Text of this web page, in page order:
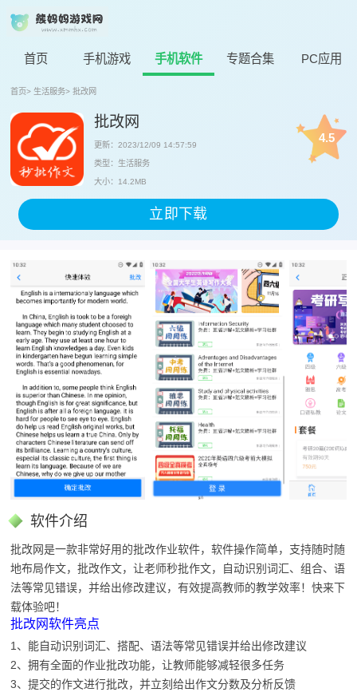
首页 手机游戏 手机软件 专题合集 PC应用
首页> 生活服务> 批改网
批改网
更新：2023/12/09 14:57:59
类型：生活服务
大小：14.2MB
4.5
立即下载
软件介绍
批改网是一款非常好用的批改作业软件，软件操作简单，支持随时随
地布局作文，批改作文，让老师秒批作文，自动识别词汇、组合、语
法等常见错误，并给出修改建议，有效提高教师的教学效率！快来下
载体验吧！
批改网软件亮点
1、能自动识别词汇、搭配、语法等常见错误并给出修改建议
2、拥有全面的作业批改功能，让教师能够减轻很多任务
3、提交的作文进行批改，并立刻给出作文分数及分析反馈